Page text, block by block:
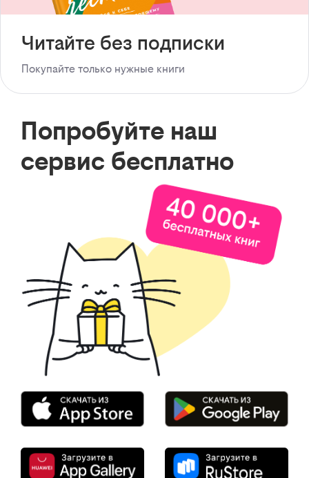
Читайте без подписки
Покупайте только нужные книги
Попробуйте наш
сервис бесплатно